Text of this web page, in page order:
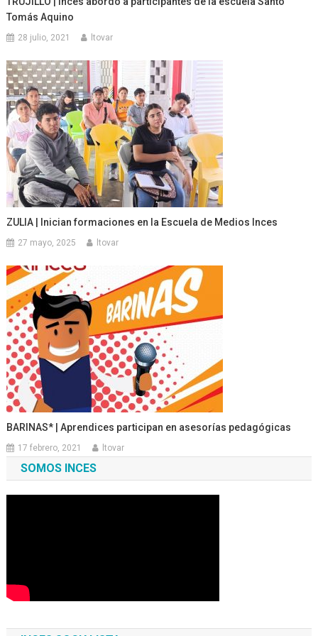
Tomás Aquino
28 julio, 2021 ltovar
ZULIA | Inician formaciones en la Escuela de Medios Inces
27 mayo, 2025 ltovar
BARINAS* | Aprendices participan en asesorías pedagógicas
17 febrero, 2021 ltovar
SOMOS INCES